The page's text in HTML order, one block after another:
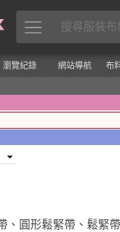
瀏覽紀錄 網站導航 布
、圓形鬆緊帶、鬆緊